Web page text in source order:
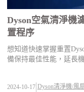
Dyson空氣清淨機
置程序
想知道快速掌握重置
備保持最佳性能，延長
2024-10-17 Dyson清淨機/風